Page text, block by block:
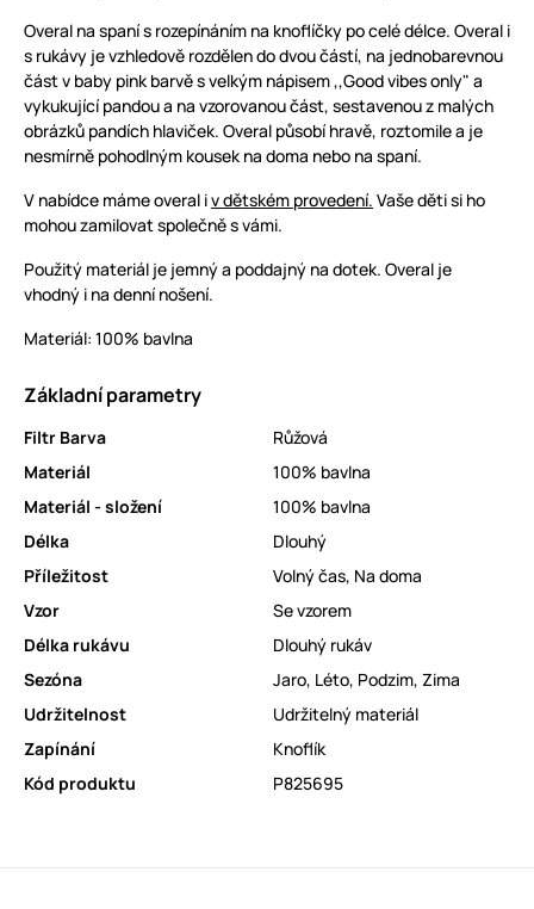
Overal na spaní s rozepínáním na knoflíčky po celé délce. Overal i
s rukávy je vzhledově rozdělen do dvou částí, na jednobarevnou
část v baby pink barvě s velkým nápisem ,,Good vibes only" a
vykukující pandou a na vzorovanou část, sestavenou z malých
obrázků pandích hlaviček. Overal působí hravě, roztomile a je
nesmírně pohodlným kousek na doma nebo na spaní.
V nabídce máme overal iv dětském provedení. Vaše děti si ho
mohou zamilovat společně s vámi.
Použitý materiál je jemný a poddajný na dotek. Overal je
vhodný i na denní nošení.
Materiál: 100% bavlna
Základní parametry
Filtr Barva
Růžová
Materiál
100% bavlna
Materiál - složení
100% bavlna
Délka
Dlouhý
Příležitost
Volný čas, Na doma
Vzor
Se vzorem
Délka rukávu
Dlouhý rukáv
Sezóna
Jaro, Léto, Podzim, Zima
Udržitelnost
Udržitelný materiál
Zapínání
Knoflík
Kód produktu
P825695